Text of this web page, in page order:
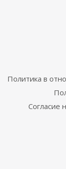
Политика в
Согласие